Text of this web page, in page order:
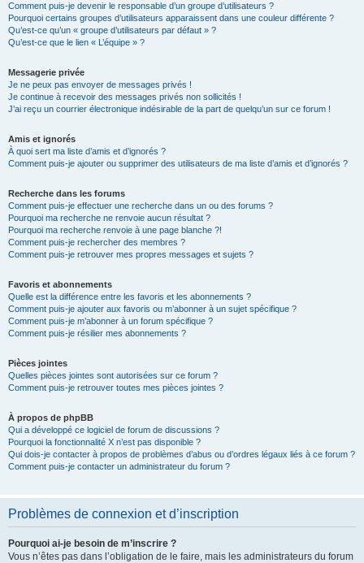
Comment puis-je devenir le responsable d’un groupe d’utilisateurs ?
Pourquoi certains groupes d’utilisateurs apparaissent dans une couleur différente ?
Qu’est-ce qu’un « groupe d’utilisateurs par défaut » ?
Qu’est-ce que le lien « L’équipe » ?
Messagerie privée
Je ne peux pas envoyer de messages privés !
Je continue à recevoir des messages privés non sollicités !
J’ai reçu un courrier électronique indésirable de la part de quelqu’un sur ce forum !
Amis et ignorés
À quoi sert ma liste d’amis et d’ignorés ?
Comment puis-je ajouter ou supprimer des utilisateurs de ma liste d’amis et d’ignorés ?
Recherche dans les forums
Comment puis-je effectuer une recherche dans un ou des forums ?
Pourquoi ma recherche ne renvoie aucun résultat ?
Pourquoi ma recherche renvoie à une page blanche ?!
Comment puis-je rechercher des membres ?
Comment puis-je retrouver mes propres messages et sujets ?
Favoris et abonnements
Quelle est la différence entre les favoris et les abonnements ?
Comment puis-je ajouter aux favoris ou m’abonner à un sujet spécifique ?
Comment puis-je m’abonner à un forum spécifique ?
Comment puis-je résilier mes abonnements ?
Pièces jointes
Quelles pièces jointes sont autorisées sur ce forum ?
Comment puis-je retrouver toutes mes pièces jointes ?
À propos de phpBB
Qui a développé ce logiciel de forum de discussions ?
Pourquoi la fonctionnalité X n’est pas disponible ?
Qui dois-je contacter à propos de problèmes d’abus ou d’ordres légaux liés à ce forum ?
Comment puis-je contacter un administrateur du forum ?
Problèmes de connexion et d’inscription
Pourquoi ai-je besoin de m’inscrire ?
Vous n’êtes pas dans l’obligation de le faire, mais les administrateurs du forum